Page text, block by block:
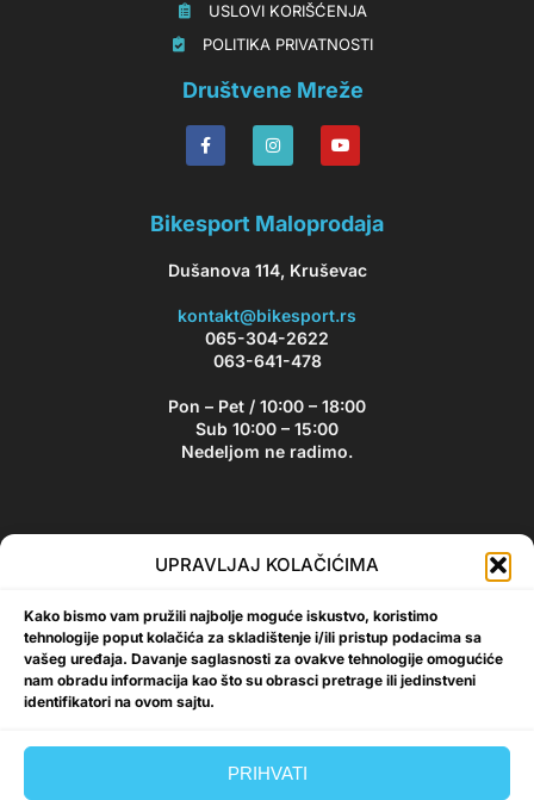
UPRAVLJAJ KOLAČIĆIMA
Kako bismo vam pružili najbolje moguće iskustvo, koristimo
tehnologije poput kolačića za skladištenje i/ili pristup podacima sa
vašeg uređaja. Davanje saglasnosti za ovakve tehnologije omogućiće
nam obradu informacija kao što su obrasci pretrage ili jedinstveni
identifikatori na ovom sajtu.
PRIHVATI
‏‏‎‏‏‎ ‎‎USLOVI KORIŠĆENJA
‏‏‏‎ ‎‎POLITIKA PRIVATNOSTI
Društvene Mreže
Bikesport Maloprodaja
Dušanova 114, Kruševac
kontakt@bikesport.rs
065-304-2622
063-641-478
Pon – Pet / 10:00 – 18:00
Sub 10:00 – 15:00
Nedeljom ne radimo.
Bikesport Newsletter
akcijama i popustima!
Prijavi se